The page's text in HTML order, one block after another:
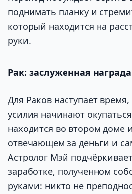
поднимать планку и
который находится на
руки.
Рак: заслуженная
Для Раков наступает
усилия начинают
находится во втором доме
отвечающем за деньги и
Астролог Мэй
заработке, полученном
руками: никто не